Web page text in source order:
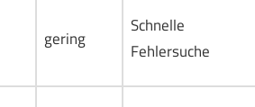
gering
Schnelle
Fehlersuche